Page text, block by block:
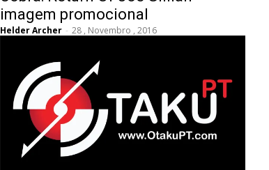
imagem promocional
Helder Archer - 28 , Novembro , 2016